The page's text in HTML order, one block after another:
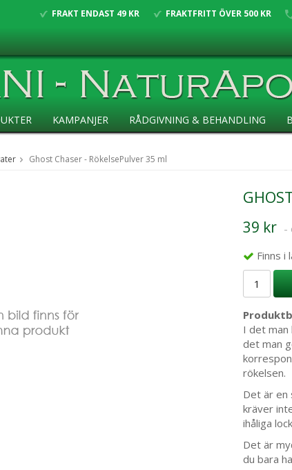
FRAKT ENDAST 49 KR FRAKTFRITT ÖVER 500 KR
KAMPANJER RÅDGIVNING & BEHANDLING
Ghost Chaser - RökelsePulver 35 ml
39 kr -
Finns i
I det man
det man
rökelsen.
Det är en
kräver
ihåliga
Det är
du bara